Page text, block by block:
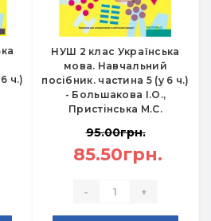
ч.)
НУШ 2 клас Українська
мова. Навчальний
посібник. частина 5 (у 6 ч.)
- Большакова І.О.,
Пристінська М.С.
95.00грн.
85.50грн.
- +